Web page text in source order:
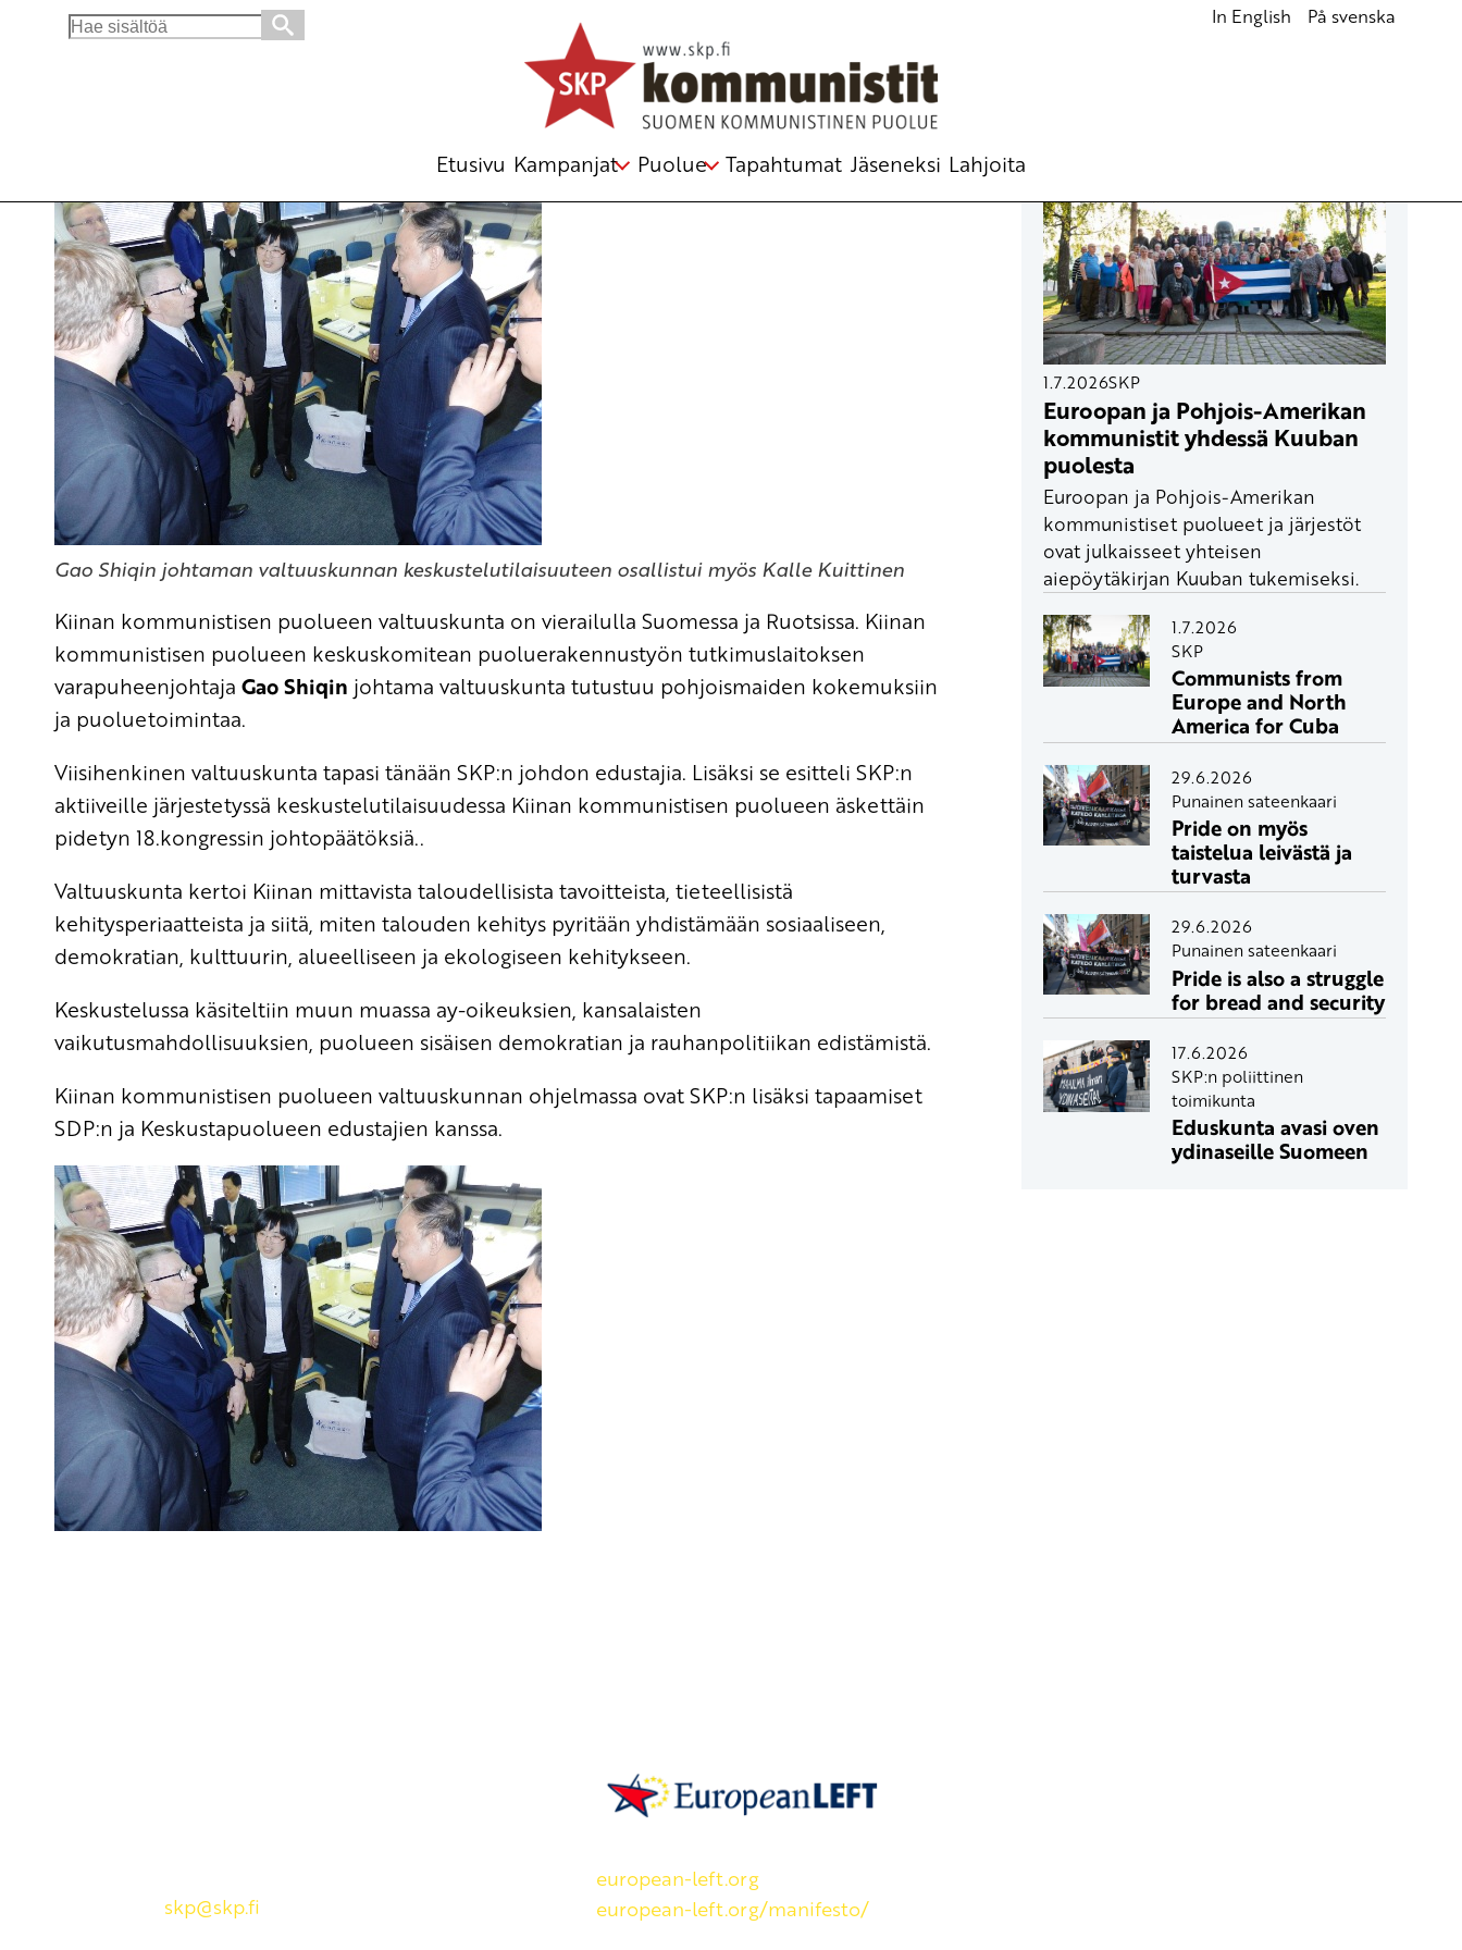
Search
In English På svenska
Etusivu Kampanjat Puolue Tapahtumat Jäseneksi Lahjoita
Gao Shiqin johtaman valtuuskunnan keskustelutilaisuuteen osallistui myös Kalle Kuittinen
Kiinan kommunistisen puolueen valtuuskunta on vierailulla Suomessa ja Ruotsissa. Kiinan
kommunistisen puolueen keskuskomitean puoluerakennustyön tutkimuslaitoksen
varapuheenjohtaja Gao Shiqin johtama valtuuskunta tutustuu pohjoismaiden kokemuksiin
ja puoluetoimintaa.
Viisihenkinen valtuuskunta tapasi tänään SKP:n johdon edustajia. Lisäksi se esitteli SKP:n
aktiiveille järjestetyssä keskustelutilaisuudessa Kiinan kommunistisen puolueen äskettäin
pidetyn 18.kongressin johtopäätöksiä..
Valtuuskunta kertoi Kiinan mittavista taloudellisista tavoitteista, tieteellisistä
kehitysperiaatteista ja siitä, miten talouden kehitys pyritään yhdistämään sosiaaliseen,
demokratian, kulttuurin, alueelliseen ja ekologiseen kehitykseen.
Keskustelussa käsiteltiin muun muassa ay-oikeuksien, kansalaisten
vaikutusmahdollisuuksien, puolueen sisäisen demokratian ja rauhanpolitiikan edistämistä.
Kiinan kommunistisen puolueen valtuuskunnan ohjelmassa ovat SKP:n lisäksi tapaamiset
SDP:n ja Keskustapuolueen edustajien kanssa.
1.7.2026SKP
Euroopan ja Pohjois-Amerikan
kommunistit yhdessä Kuuban
puolesta
Euroopan ja Pohjois-Amerikan
kommunistiset puolueet ja järjestöt
ovat julkaisseet yhteisen
aiepöytäkirjan Kuuban tukemiseksi.
1.7.2026
SKP
Communists from
Europe and North
America for Cuba
29.6.2026
Punainen sateenkaari
Pride on myös
taistelua leivästä ja
turvasta
29.6.2026
Punainen sateenkaari
Pride is also a struggle
for bread and security
17.6.2026
SKP:n poliittinen
toimikunta
Eduskunta avasi oven
ydinaseille Suomeen
skp@skp.fi
european-left.org
european-left.org/manifesto/